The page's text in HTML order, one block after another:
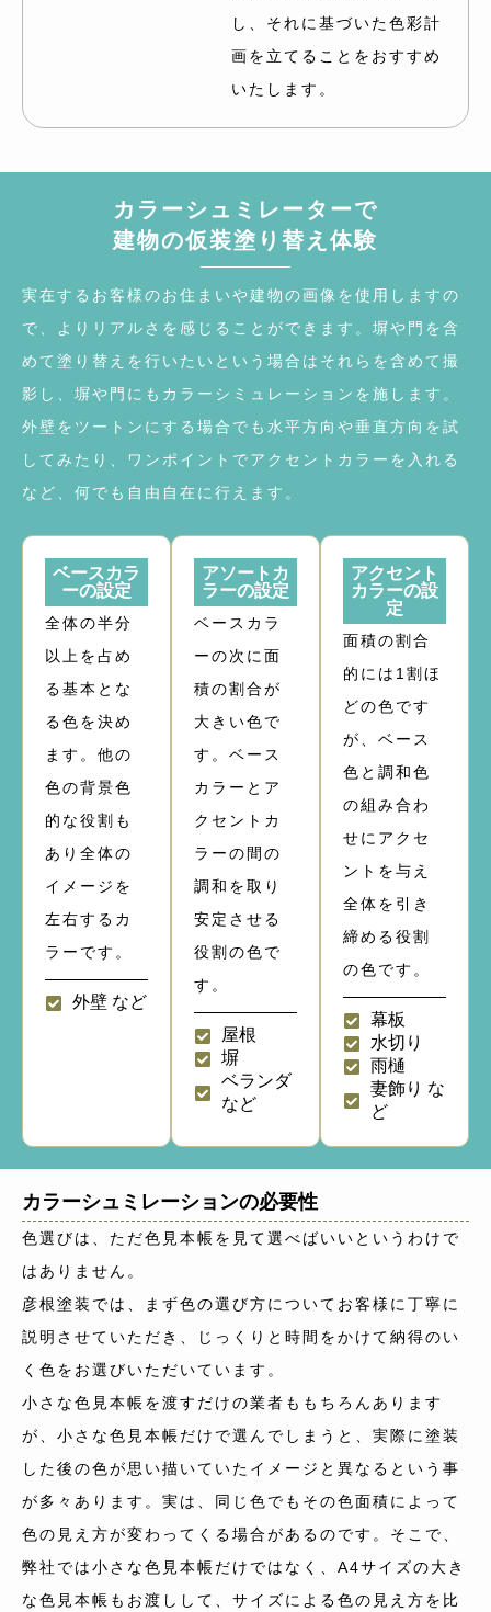
し、それに基づいた色彩計
画を立てることをおすすめ
いたします。
カラーシュミレーターで
建物の仮装塗り替え体験
実在するお客様のお住まいや建物の画像を使用しますの
で、よりリアルさを感じることができます。塀や門を含
めて塗り替えを行いたいという場合はそれらを含めて撮
影し、塀や門にもカラーシミュレーションを施します。
外壁をツートンにする場合でも水平方向や垂直方向を試
してみたり、ワンポイントでアクセントカラーを入れる
など、何でも自由自在に行えます。
ベースカラ
ーの設定
全体の半分
以上を占め
る基本とな
る色を決め
ます。他の
色の背景色
的な役割も
あり全体の
イメージを
左右するカ
ラーです。
外壁 など
アソートカ
ラーの設定
ベースカラ
ーの次に面
積の割合が
大きい色で
す。ベース
カラーとア
クセントカ
ラーの間の
調和を取り
安定させる
役割の色で
す。
屋根
塀
ベランダ
など
アクセント
カラーの設
定
面積の割合
的には1割ほ
どの色です
が、ベース
色と調和色
の組み合わ
せにアクセ
ントを与え
全体を引き
締める役割
の色です。
幕板
水切り
雨樋
妻飾り な
ど
カラーシュミレーションの必要性
色選びは、ただ色見本帳を見て選べばいいというわけで
はありません。
彦根塗装では、まず色の選び方についてお客様に丁寧に
説明させていただき、じっくりと時間をかけて納得のい
く色をお選びいただいています。
小さな色見本帳を渡すだけの業者ももちろんあります
が、小さな色見本帳だけで選んでしまうと、実際に塗装
した後の色が思い描いていたイメージと異なるという事
が多々あります。実は、同じ色でもその色面積によって
色の見え方が変わってくる場合があるのです。そこで、
弊社では小さな色見本帳だけではなく、A4サイズの大き
な色見本帳もお渡しして、サイズによる色の見え方を比